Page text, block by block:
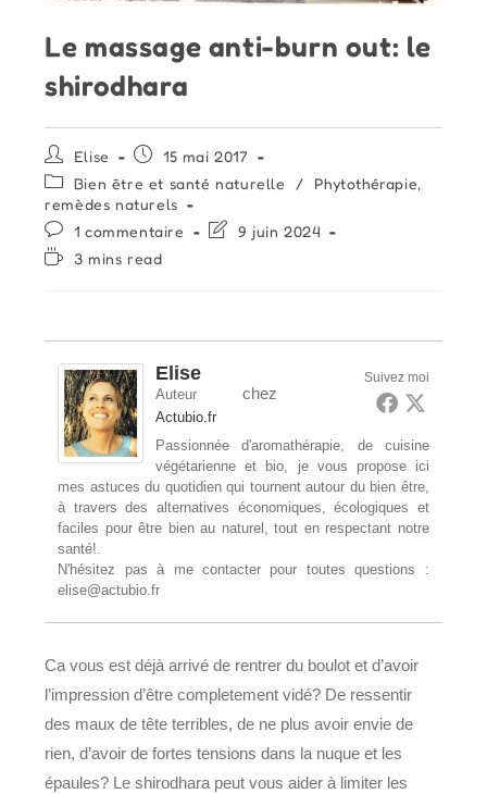
Le massage anti-burn out: le
shirodhara
Auteur/autrice
de
publication :
Elise
Publication
15 mai 2017
Post
category:
Bien être et santé naturelle /
Phytothérapie,
remèdes naturels
Commentaires
de
la
1 commentaire
Dernière
9 juin 2024
Temps3 mins read
Suivez moi
Elise
Auteur chez
Actubio.fr
Passionnée d'aromathérapie, de cuisine
végétarienne et bio, je vous propose ici
mes astuces du quotidien qui tournent autour du bien être,
à travers des alternatives économiques, écologiques et
faciles pour être bien au naturel, tout en respectant notre
santé!.
N'hésitez pas à me contacter pour toutes questions :
elise@actubio.fr
Ca vous est déjà arrivé de rentrer du boulot et d’avoir
l’impression d’être completement vidé? De ressentir
des maux de tête terribles, de ne plus avoir envie de
rien, d’avoir de fortes tensions dans la nuque et les
épaules? Le shirodhara peut vous aider à limiter les